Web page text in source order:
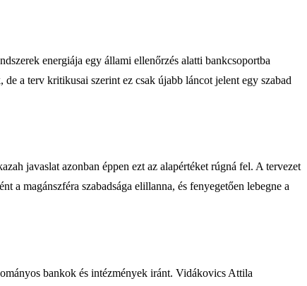
energiája egy állami ellenőrzés alatti bankcsoportba
a terv kritikusai szerint ez csak újabb láncot jelent egy szabad
javaslat azonban éppen ezt az alapértéket rúgná fel. A tervezet
magánszféra szabadsága elillanna, és fenyegetően lebegne a
bankok és intézmények iránt. Vidákovics Attila